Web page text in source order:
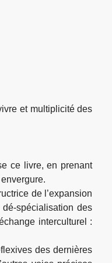
et multiplicité des
ce livre, en prenant
de l’expansion
spécialisation des
interculturel :
des dernières